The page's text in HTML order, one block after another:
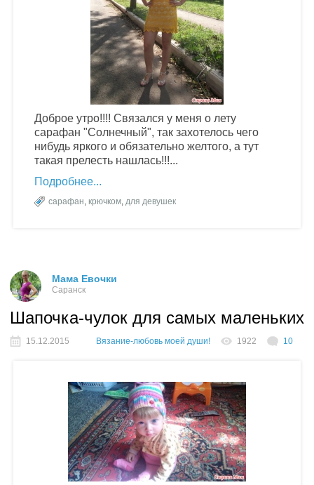
Доброе утро!!!! Связался у меня о лету
сарафан "Солнечный", так захотелось чего
нибудь яркого и обязательно желтого, а тут
такая прелесть нашлась!!!...
Подробнее
сарафан, крючком, для девушек
Мама Евочки
Саранск
Шапочка-чулок для самых маленьких
15.12.2015 Вязание-любовь моей души! 1922 10